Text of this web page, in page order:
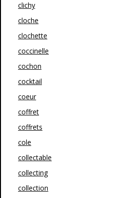
clichy
cloche
clochette
coccinelle
cochon
cocktail
coeur
coffret
coffrets
cole
collectable
collecting
collection